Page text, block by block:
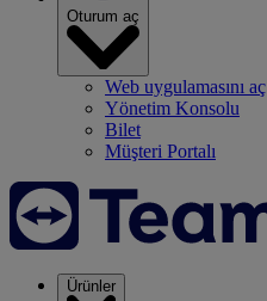
Oturum aç
Web uygulamasını aç
Yönetim Konsolu
Bilet
Müşteri Portalı
Ürünler